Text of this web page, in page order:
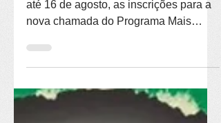
Foto: Embratur/Sebrae Estão abertas,
até 16 de agosto, as inscrições para a
Laboratório de Inovação da Embratur
(EmbraturLab), a iniciativa vai